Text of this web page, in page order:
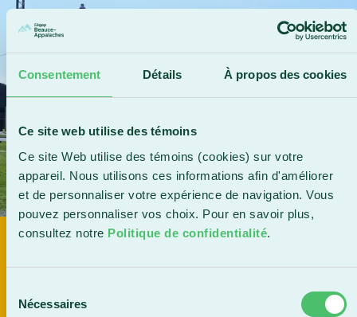
Consentement Détails À propos des cookies
Ce site web utilise des témoins
Ce site Web utilise des témoins (cookies) sur votre
appareil. Nous utilisons ces informations afin d'améliorer
et de personnaliser votre expérience de navigation. Vous
pouvez personnaliser vos choix. Pour en savoir plus,
consultez notre Politique de confidentialité.
Nécessaires